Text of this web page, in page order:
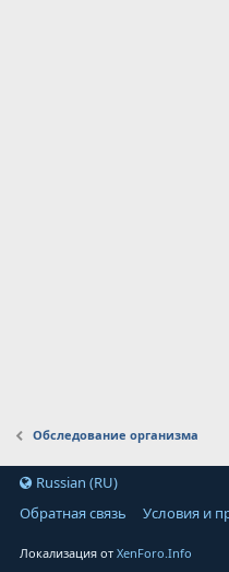
Обследование организма
Russian (RU)
Обратная связь
Условия и
Локализация отXenForo.Info